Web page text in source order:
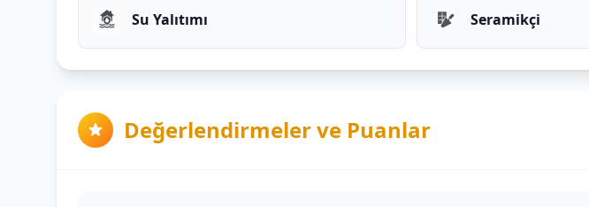
Su Yalıtımı Seramikçi
Değerlendirmeler ve Puanlar